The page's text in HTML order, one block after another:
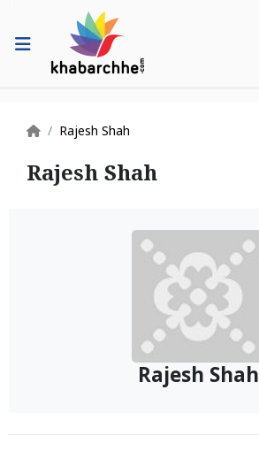
Rajesh Shah
Rajesh Shah
Rajesh Shah